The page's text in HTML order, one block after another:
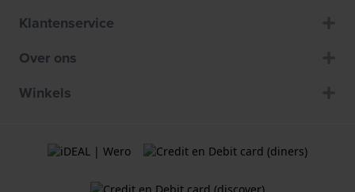
Klantenservice
Over ons
Winkels